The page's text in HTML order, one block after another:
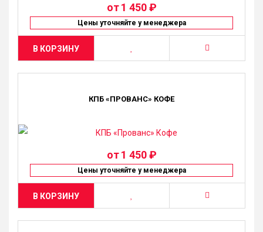
от 1 450 ₽
Цены уточняйте у менеджера
В КОРЗИНУ
КПБ «ПРОВАНС» КОФЕ
от 1 450 ₽
Цены уточняйте у менеджера
В КОРЗИНУ